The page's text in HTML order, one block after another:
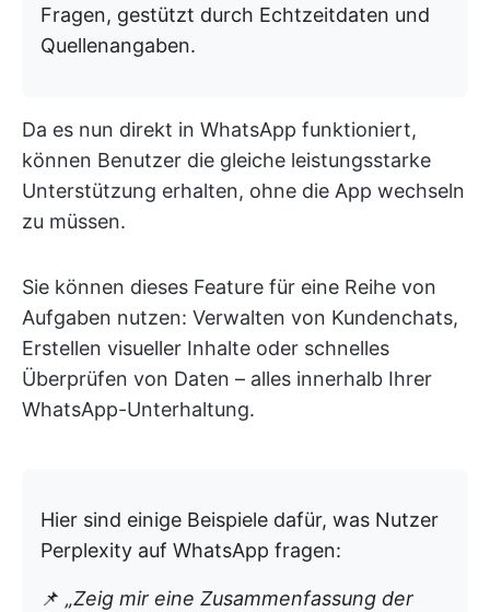
Fragen, gestützt durch Echtzeitdaten und
Quellenangaben.
Da es nun direkt in WhatsApp funktioniert,
können Benutzer die gleiche leistungsstarke
Unterstützung erhalten, ohne die App wechseln
zu müssen.
Sie können dieses Feature für eine Reihe von
Aufgaben nutzen: Verwalten von Kundenchats,
Erstellen visueller Inhalte oder schnelles
Überprüfen von Daten – alles innerhalb Ihrer
WhatsApp-Unterhaltung.
Hier sind einige Beispiele dafür, was Nutzer
Perplexity auf WhatsApp fragen:
📌 „Zeig mir eine Zusammenfassung der